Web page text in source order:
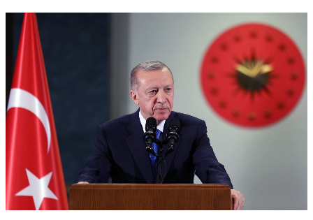
Yaxın Şərq
Avropa
Amerika
Asiya
Afrika
Çarpaz baxış
Təhlil
Siyasi
Geosiyasi
İqtisadi
Sosioloji